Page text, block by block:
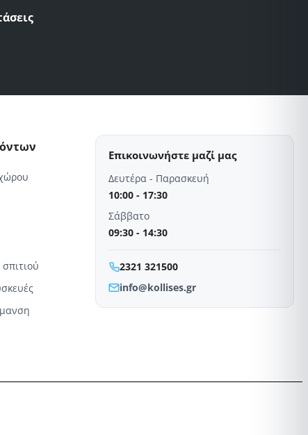
Επικοινωνήστε μαζί μας
Δευτέρα - Παρασκευή
10:00 - 17:30
Σάββατο
09:30 - 14:30
2321 321500
info@kollises.gr